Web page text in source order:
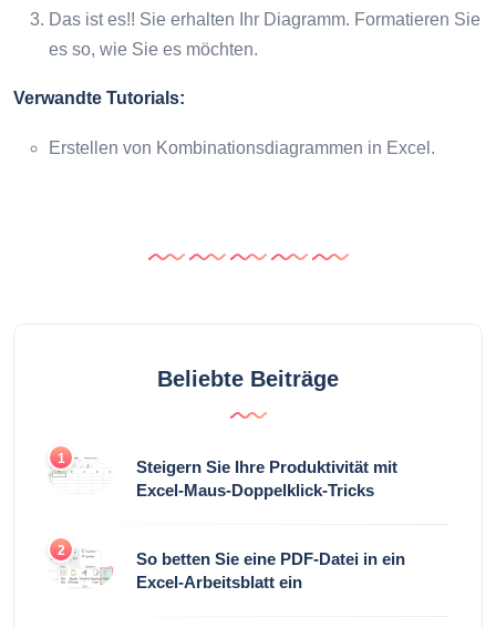
Das ist es!! Sie erhalten Ihr Diagramm. Formatieren Sie
es so, wie Sie es möchten.
Verwandte Tutorials:
Erstellen von Kombinationsdiagrammen in Excel.
Beliebte Beiträge
1
Steigern Sie Ihre Produktivität mit
Excel-Maus-Doppelklick-Tricks
2
So betten Sie eine PDF-Datei in ein
Excel-Arbeitsblatt ein